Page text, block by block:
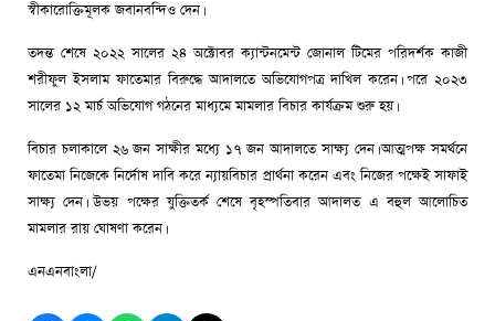
স্বীকারোক্তিমূলক জবানবন্দিও দেন।
তদন্ত শেষে ২০২২ সালের ২৪ অক্টোবর ক্যান্টনমেন্ট জোনাল টিমের পরিদর্শক কাজী
শরীফুল ইসলাম ফাতেমার বিরুদ্ধে আদালতে অভিযোগপত্র দাখিল করেন। পরে ২০২৩
সালের ১২ মার্চ অভিযোগ গঠনের মাধ্যমে মামলার বিচার কার্যক্রম শুরু হয়।
বিচার চলাকালে ২৬ জন সাক্ষীর মধ্যে ১৭ জন আদালতে সাক্ষ্য দেন। আত্মপক্ষ সমর্থনে
ফাতেমা নিজেকে নির্দোষ দাবি করে ন্যায়বিচার প্রার্থনা করেন এবং নিজের পক্ষেই সাফাই
সাক্ষ্য দেন। উভয় পক্ষের যুক্তিতর্ক শেষে বৃহস্পতিবার আদালত এ বহুল আলোচিত
মামলার রায় ঘোষণা করেন।
এনএনবাংলা/